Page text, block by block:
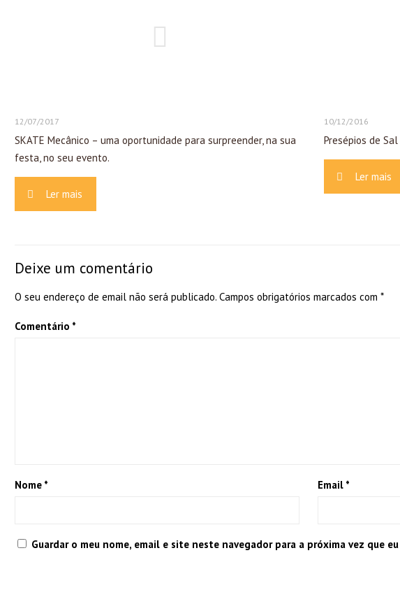
12/07/2017
SKATE Mecânico – uma oportunidade para surpreender, na sua
festa, no seu evento.
Ler mais
10/12/2016
Presépios de
Ler mais
Deixe um comentário
O seu endereço de email não será publicado. Campos obrigatórios marcados com*
Comentário *
Nome * Email *
Guardar o meu nome, email e site neste navegador para a próxima vez que